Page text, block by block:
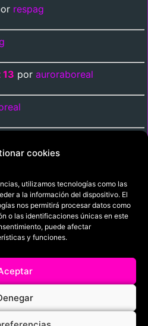
cookies
utilizamos tecnologías como las
a la información del dispositivo. El
nos permitirá procesar datos como
o las identificaciones únicas en este
puede afectar
y funciones.
respag
13 por auroraboreal
Madmartigan
Son of Hercules